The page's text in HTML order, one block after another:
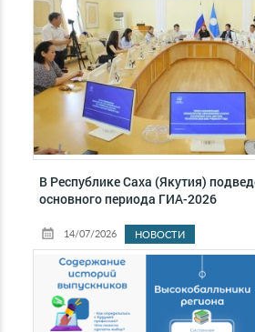
В Республике Саха (Якутия)
основного периода ГИА-2026
14/07/2026 НОВОСТИ